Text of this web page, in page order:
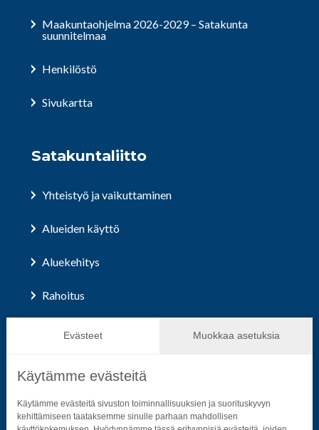
Evästeet Muokkaa asetuksia
Käytämme evästeitä
Käytämme evästeitä sivuston toiminnallisuuksien ja suorituskyvyn
kehittämiseen taataksemme sinulle parhaan mahdollisen
Maakuntaohjelma 2026-2029 – Satakunta
suunnitelmaa
Henkilöstö
Sivukartta
Satakuntaliitto
Yhteistyö ja vaikuttaminen
Alueiden käyttö
Aluekehitys
Rahoitus
Hallinto ja päätöksenteko
Seuraa sosiaalisessa mediassa